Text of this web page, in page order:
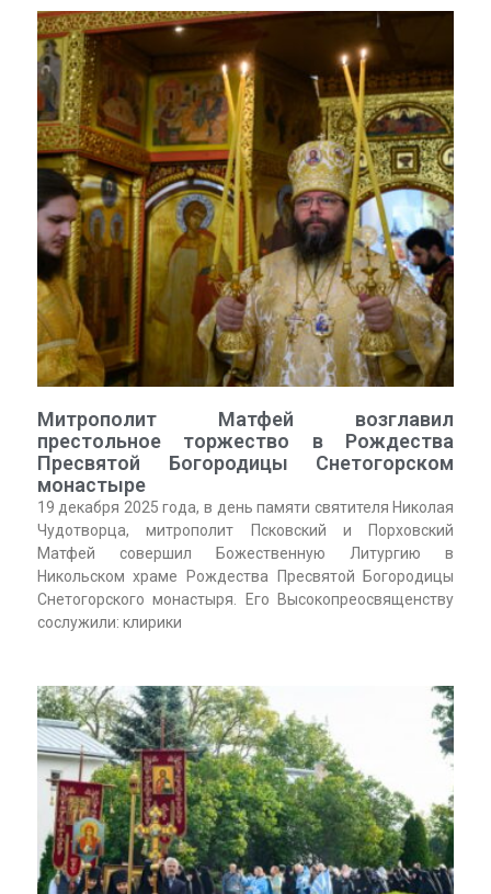
Митрополит Матфей возглавил
престольное торжество в Рождества
Пресвятой Богородицы Снетогорском
монастыре
19 декабря 2025 года, в день памяти святителя Николая
Чудотворца, митрополит Псковский и Порховский
Матфей совершил Божественную Литургию в
Никольском храме Рождества Пресвятой Богородицы
Снетогорского монастыря. Его Высокопреосвященству
сослужили: клирики